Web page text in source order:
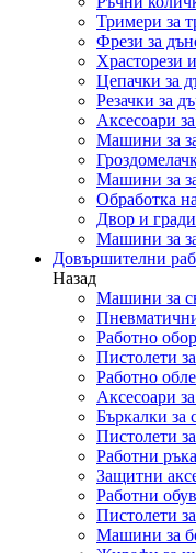
Тримери за
Фрези за
Храсторези
Цепачки за
Резачки за
Аксесоари
Машини за
Машини за
Обработка
Двор и
Машини за
Довършителни
Назад
Машини за
Работно
Пистолети
Работно
Аксесоари
Бъркалки за
Пистолети
Работни
Защитни
Работни
Пистолети
Машини за